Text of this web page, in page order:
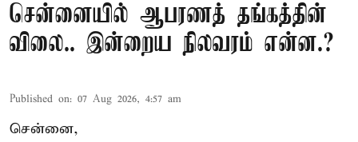
சென்னையில் ஆபரணத் தங்கத்தின்
விலை.. இன்றைய நிலவரம் என்ன.?
Published on: 07 Aug 2026, 4:57 am
சென்னை,